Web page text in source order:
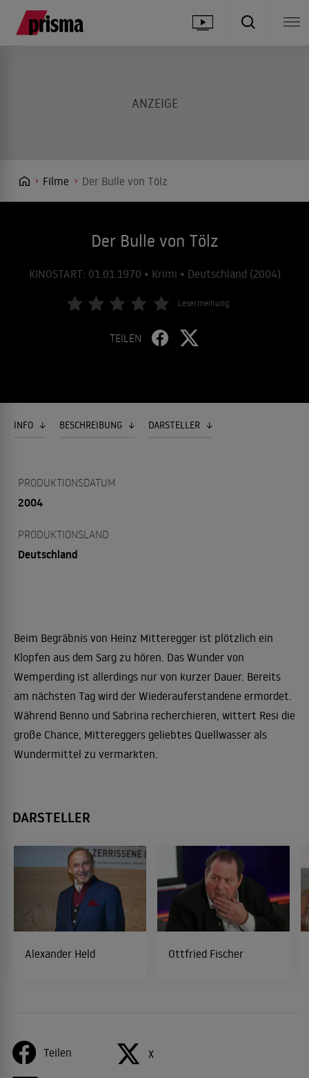
Filme Der Bulle von Tölz
Der Bulle von Tölz
KINOSTART: 01.01.1970 • Krimi • Deutschland (2004)
Lesermeinung
TEILEN
INFO BESCHREIBUNG DARSTELLER
PRODUKTIONSDATUM
2004
PRODUKTIONSLAND
Deutschland
Beim Begräbnis von Heinz Mitteregger ist plötzlich ein
Klopfen aus dem Sarg zu hören. Das Wunder von
Wemperding ist allerdings nur von kurzer Dauer. Bereits
am nächsten Tag wird der Wiederauferstandene ermordet.
Während Benno und Sabrina recherchieren, wittert Resi die
große Chance, Mittereggers geliebtes Quellwasser als
Wundermittel zu vermarkten.
DARSTELLER
Alexander Held Ottfried Fischer
Teilen X